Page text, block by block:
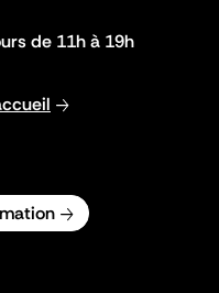
de 11h à 19h